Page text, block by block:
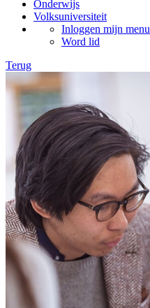
Onderwijs
Volksuniversiteit
Inloggen mijn menu
Word lid
Terug